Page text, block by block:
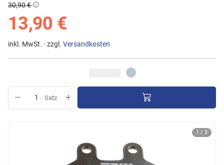
1 / 3
30,90 €
13,90 €
inkl. MwSt. · zzgl. Versandkosten
Satz